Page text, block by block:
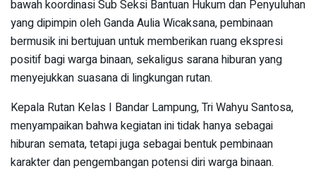
bawah koordinasi Sub Seksi Bantuan Hukum dan Penyuluhan
yang dipimpin oleh Ganda Aulia Wicaksana, pembinaan
bermusik ini bertujuan untuk memberikan ruang ekspresi
positif bagi warga binaan, sekaligus sarana hiburan yang
menyejukkan suasana di lingkungan rutan.
Kepala Rutan Kelas I Bandar Lampung, Tri Wahyu Santosa,
menyampaikan bahwa kegiatan ini tidak hanya sebagai
hiburan semata, tetapi juga sebagai bentuk pembinaan
karakter dan pengembangan potensi diri warga binaan.